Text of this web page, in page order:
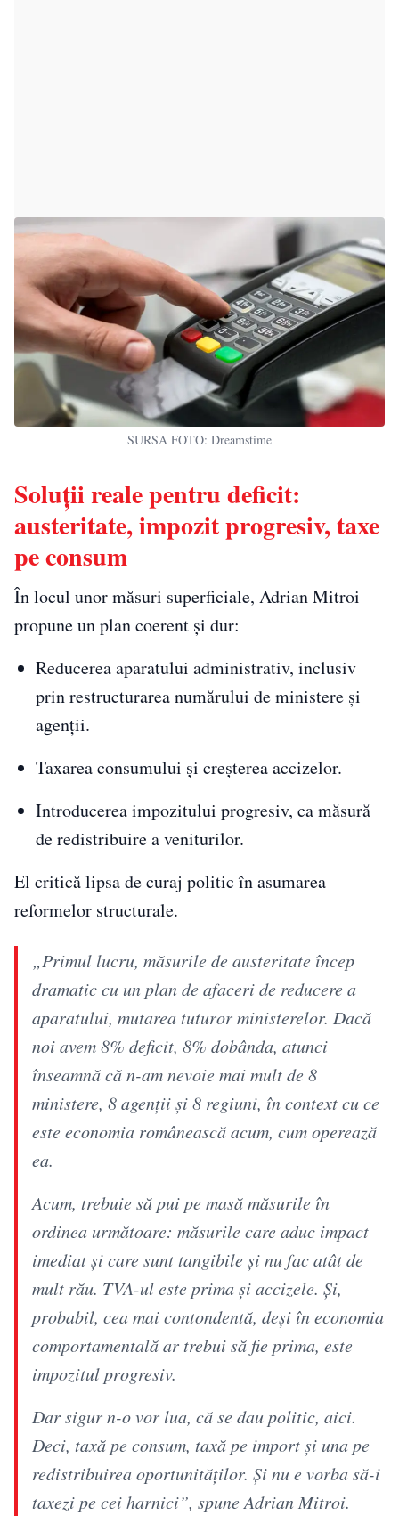
SURSA FOTO: Dreamstime
Soluții reale pentru deficit:
austeritate, impozit progresiv, taxe
pe consum
În locul unor măsuri superficiale, Adrian Mitroi
propune un plan coerent și dur:
Reducerea aparatului administrativ, inclusiv
prin restructurarea numărului de ministere și
agenții.
Taxarea consumului și creșterea accizelor.
Introducerea impozitului progresiv, ca măsură
de redistribuire a veniturilor.
El critică lipsa de curaj politic în asumarea
reformelor structurale.
„Primul lucru, măsurile de austeritate încep
dramatic cu un plan de afaceri de reducere a
aparatului, mutarea tuturor ministerelor. Dacă
noi avem 8% deficit, 8% dobânda, atunci
înseamnă că n-am nevoie mai mult de 8
ministere, 8 agenții și 8 regiuni, în context cu ce
este economia românească acum, cum operează
ea.
Acum, trebuie să pui pe masă măsurile în
ordinea următoare: măsurile care aduc impact
imediat și care sunt tangibile și nu fac atât de
mult rău. TVA-ul este prima și accizele. Și,
probabil, cea mai contondentă, deși în economia
comportamentală ar trebui să fie prima, este
impozitul progresiv.
Dar sigur n-o vor lua, că se dau politic, aici.
Deci, taxă pe consum, taxă pe import și una pe
redistribuirea oportunităților. Și nu e vorba să-i
taxezi pe cei harnici”, spune Adrian Mitroi.